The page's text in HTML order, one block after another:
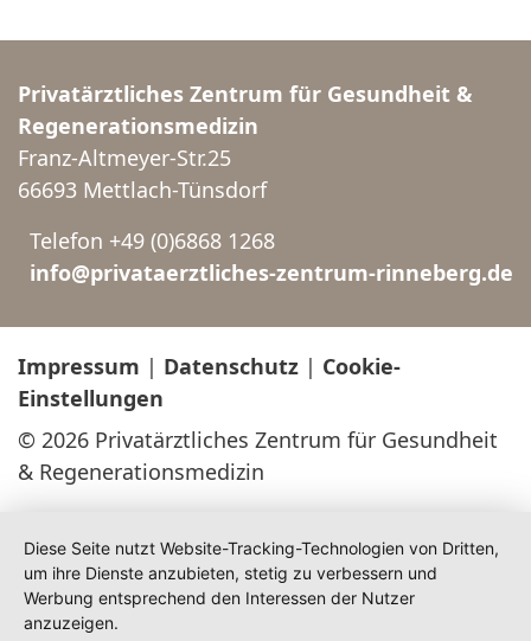
Privatärztliches Zentrum für Gesundheit &
Regenerationsmedizin
Franz-Altmeyer-Str.25
66693 Mettlach-Tünsdorf
Telefon +49 (0)6868 1268
info@privataerztliches-zentrum-rinneberg.de
Impressum | Datenschutz | Cookie-
Einstellungen
© 2026 Privatärztliches Zentrum für Gesundheit
& Regenerationsmedizin
Diese Seite nutzt Website-Tracking-Technologien von Dritten,
um ihre Dienste anzubieten, stetig zu verbessern und
Werbung entsprechend den Interessen der Nutzer
anzuzeigen.